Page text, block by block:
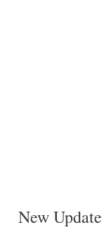
New Update